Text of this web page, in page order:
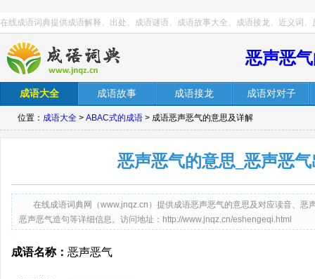
在线成语词典提供成语解释、出处、成语谜语、成语故事大全、成语接龙、近义词、
恶声恶
成语大全 成语故事 成语接龙 成语对对子
位置： 成语大全 > ABAC式的成语 > 成语恶声恶气的意思及详解
恶声恶气的意思_恶声恶
在线成语词典网（www.jnqz.cn）提供成语恶声恶气的意思及对应读音、恶
恶声恶气造句等详细信息。访问地址：http://www.jnqz.cn/eshengeqi.html
成语名称： 恶声恶气